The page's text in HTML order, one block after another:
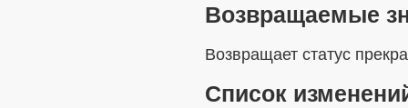
Возвращаемые
Возвращает статус
Список